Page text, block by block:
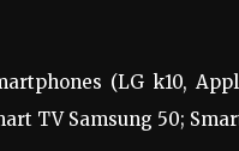
(LG k10,
TV Samsung 50;